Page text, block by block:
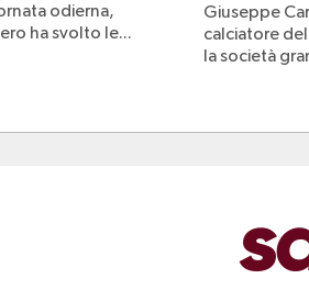
odierna,
ha svolto le...
Giuseppe
calciatore
la società